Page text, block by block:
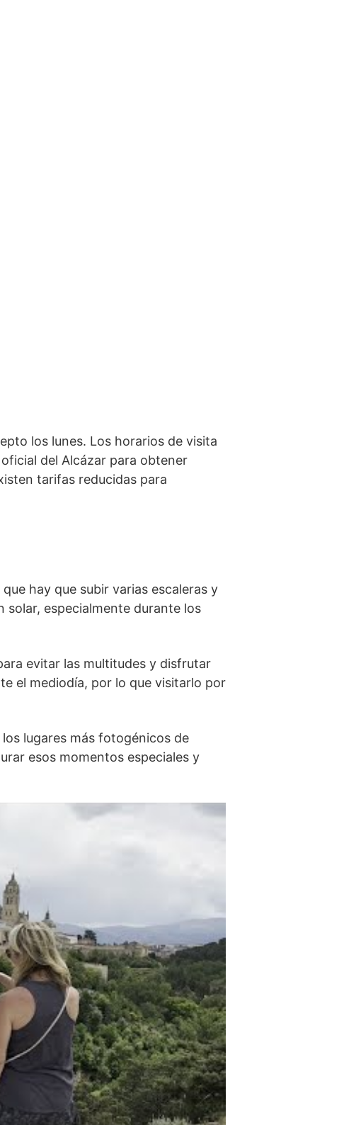
los lunes. Los horarios de visita⁤
del Alcázar para⁣ obtener⁤
tarifas ‍reducidas para
hay que subir varias escaleras y
solar, especialmente durante los
evitar las multitudes y disfrutar
el mediodía, por⁢ lo que visitarlo por
lugares más ⁤fotogénicos ⁤de
esos ‌momentos‍ especiales y